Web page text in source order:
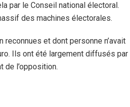
par le Conseil national électoral.
des machines électorales.
et dont personne n’avait
Ils ont été largement diffusés par
de l’opposition.